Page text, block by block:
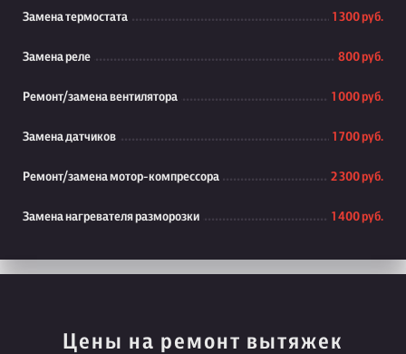
Замена термостата 1 300 руб.
Замена реле 800 руб.
Ремонт/замена вентилятора 1 000 руб.
Замена датчиков 1 700 руб.
Ремонт/замена мотор-компрессора 2 300 руб.
Замена нагревателя разморозки 1 400 руб.
Цены на ремонт вытяжек